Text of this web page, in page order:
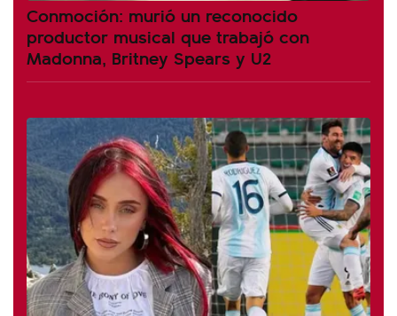
Conmoción: murió un reconocido
productor musical que trabajó con
Madonna, Britney Spears y U2